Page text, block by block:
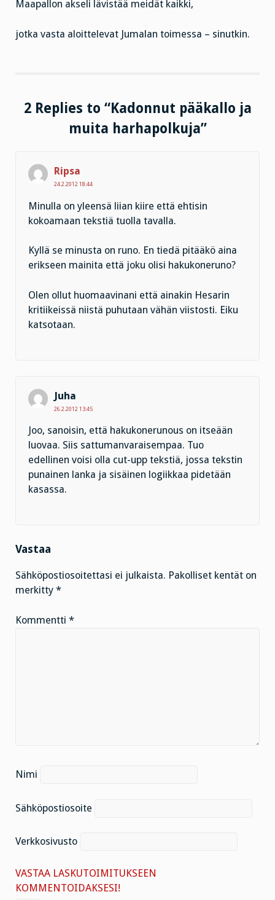
Maapallon akseli lävistää meidät kaikki,
jotka vasta aloittelevat Jumalan toimessa – sinutkin.
2 Replies to “Kadonnut pääkallo ja
muita harhapolkuja”
Ripsa
24.2.2012 18:44
Minulla on yleensä liian kiire että ehtisin
kokoamaan tekstiä tuolla tavalla.
Kyllä se minusta on runo. En tiedä pitääkö aina
erikseen mainita että joku olisi hakukoneruno?
Olen ollut huomaavinani että ainakin Hesarin
kritiikeissä niistä puhutaan vähän viistosti. Eiku
katsotaan.
Juha
26.2.2012 13:45
Joo, sanoisin, että hakukonerunous on itseään
luovaa. Siis sattumanvaraisempaa. Tuo
edellinen voisi olla cut-upp tekstiä, jossa tekstin
punainen lanka ja sisäinen logiikkaa pidetään
kasassa.
Vastaa
Sähköpostiosoitettasi ei julkaista. Pakolliset kentät on
merkitty *
Kommentti *
Nimi
Sähköpostiosoite
Verkkosivusto
VASTAA LASKUTOIMITUKSEEN
KOMMENTOIDAKSESI!